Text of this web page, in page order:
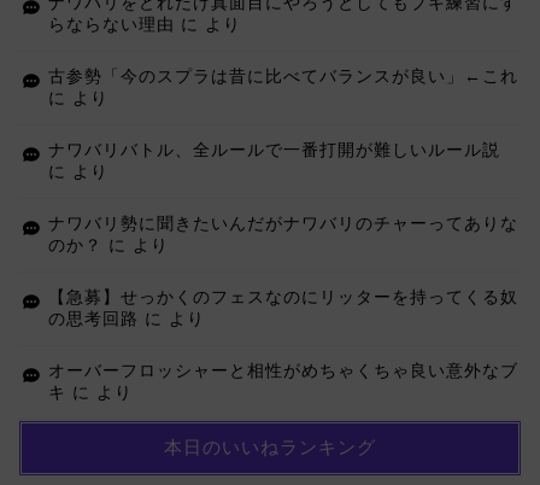
らならない理由 に より
古参勢「今のスプラは昔に比べてバランスが良い」←これ
に より
ナワバリバトル、全ルールで一番打開が難しいルール説
に より
ナワバリ勢に聞きたいんだがナワバリのチャーってありな
のか？
に より
【急募】せっかくのフェスなのにリッターを持ってくる奴
の思考回路 に より
オーバーフロッシャーと相性がめちゃくちゃ良い意外なブ
キ に より
本日のいいねランキング